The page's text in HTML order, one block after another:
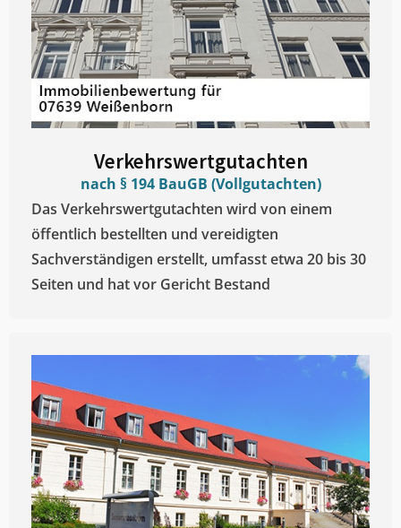
Verkehrswertgutachten
nach § 194 BauGB (Vollgutachten)
Das Verkehrswertgutachten wird von einem
öffentlich bestellten und vereidigten
Sachverständigen erstellt, umfasst etwa 20 bis 30
Seiten und hat vor Gericht Bestand